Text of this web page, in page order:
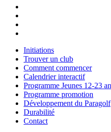
Initiations
Trouver un club
Comment commencer
Calendrier interactif
Programme Jeunes 12-23
Programme promotion
Développement du Paragolf
Durabilité
Contact